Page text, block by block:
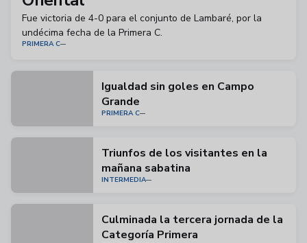
Fue victoria de 4-0 para el conjunto de Lambaré, por la
undécima fecha de la Primera C.
PRIMERA C
Igualdad sin goles en Campo
Grande
PRIMERA C
Triunfos de los visitantes en la
mañana sabatina
INTERMEDIA
Culminada la tercera jornada de la
Categoría Primera